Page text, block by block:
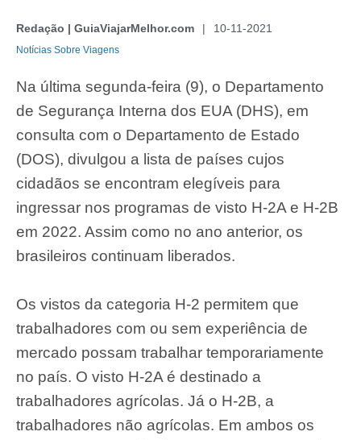
Redação | GuiaViajarMelhor.com 10-11-2021
Notícias Sobre Viagens
Na última segunda-feira (9), o Departamento
de Segurança Interna dos EUA (DHS), em
consulta com o Departamento de Estado
(DOS), divulgou a lista de países cujos
cidadãos se encontram elegíveis para
ingressar nos programas de visto H-2A e H-2B
em 2022. Assim como no ano anterior, os
brasileiros continuam liberados.
Os vistos da categoria H-2 permitem que
trabalhadores com ou sem experiência de
mercado possam trabalhar temporariamente
no país. O visto H-2A é destinado a
trabalhadores agrícolas. Já o H-2B, a
trabalhadores não agrícolas. Em ambos os